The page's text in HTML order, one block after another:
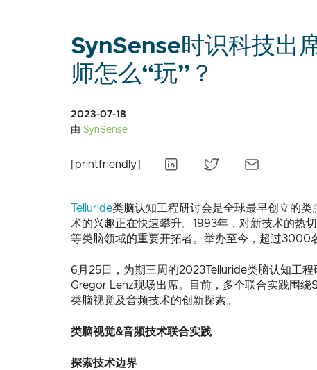
SynSense时识科技出
师怎么“玩”？
2023-07-18
由 SynSense
[printfriendly]
Telluride类脑认知工程研讨会是全球最早创立的
术的兴趣正在快速攀升。1993年，对新技术的热
等类脑领域的重要开拓者。举办至今，超过3000
6月25日，为期三周的2023Telluride类脑认知工
Gregor Lenz现场出席。目前，多个联合实践围绕
类脑视觉及音频技术的创新探索。
类脑视觉&音频技术联合实践
探索技术边界